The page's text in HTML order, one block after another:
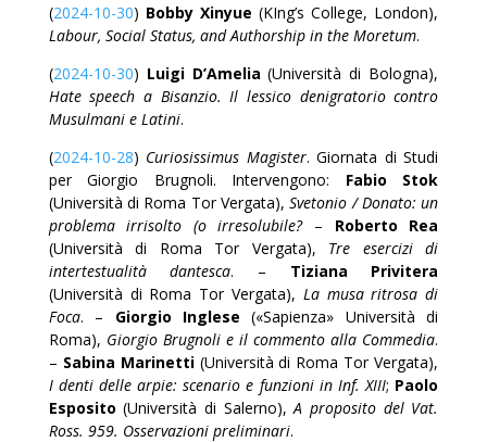
(2024-10-30) Bobby Xinyue (KIng’s College, London),
Labour, Social Status, and Authorship in the Moretum.
(2024-10-30) Luigi D’Amelia (Università di Bologna),
Hate speech a Bisanzio. Il lessico denigratorio contro
Musulmani e Latini.
(2024-10-28) Curiosissimus Magister. Giornata di Studi
per Giorgio Brugnoli. Intervengono: Fabio Stok
(Università di Roma Tor Vergata),Svetonio / Donato: un
problema irrisolto (o irresolubile?– Roberto Rea
(Università di Roma Tor Vergata), Tre esercizi di
intertestualità dantesca. – Tiziana Privitera
(Università di Roma Tor Vergata), La musa ritrosa di
Foca. – Giorgio Inglese («Sapienza» Università di
Roma), Giorgio Brugnoli e il commento alla Commedia.
– Sabina Marinetti(Università di Roma Tor Vergata),
I denti delle arpie: scenario e funzioni in Inf. XIII; Paolo
Esposito (Università di Salerno),A proposito del Vat.
Ross. 959. Osservazioni preliminari.